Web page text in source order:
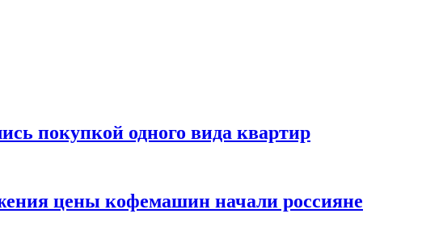
покупкой одного вида квартир
цены кофемашин начали россияне